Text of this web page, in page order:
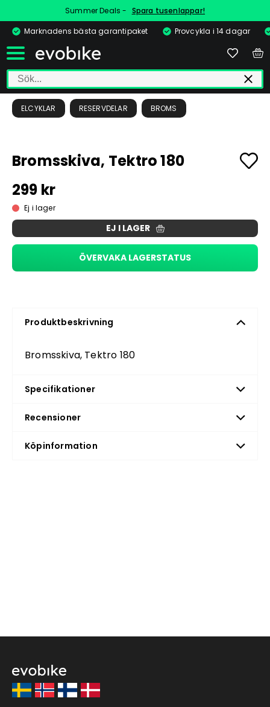
Summer Deals - Spara tusenlappar!
Marknadens bästa garantipaket
Provcykla i 14 dagar
ELCYKLAR RESERVDELAR BROMS
Bromsskiva, Tektro 180
299 kr
Ej i lager
EJ I LAGER
ÖVERVAKA LAGERSTATUS
Produktbeskrivning
Bromsskiva, Tektro 180
Specifikationer
Recensioner
Köpinformation